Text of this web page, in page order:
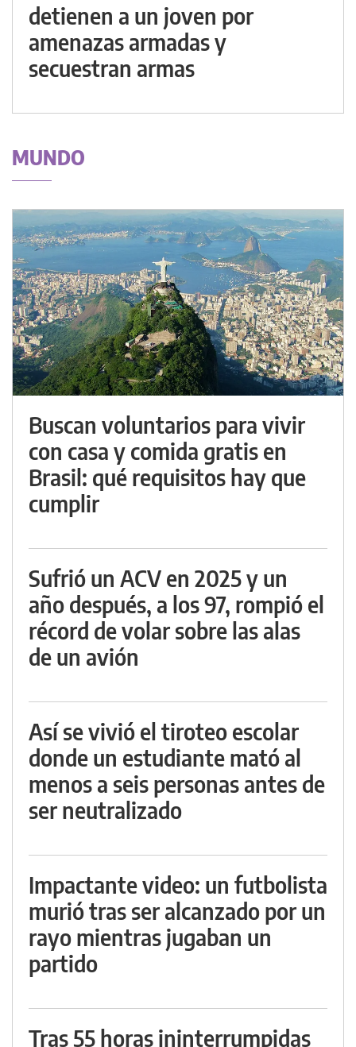
detienen a un joven por
amenazas armadas y
secuestran armas
MUNDO
Buscan voluntarios para vivir
con casa y comida gratis en
Brasil: qué requisitos hay que
cumplir
Sufrió un ACV en 2025 y un
año después, a los 97, rompió el
récord de volar sobre las alas
de un avión
Así se vivió el tiroteo escolar
donde un estudiante mató al
menos a seis personas antes de
ser neutralizado
Impactante video: un futbolista
murió tras ser alcanzado por un
rayo mientras jugaban un
partido
Tras 55 horas ininterrumpidas